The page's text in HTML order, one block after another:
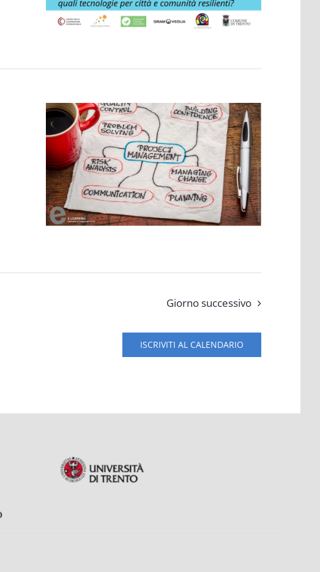
Giorno successivo
ISCRIVITI AL CALENDARIO